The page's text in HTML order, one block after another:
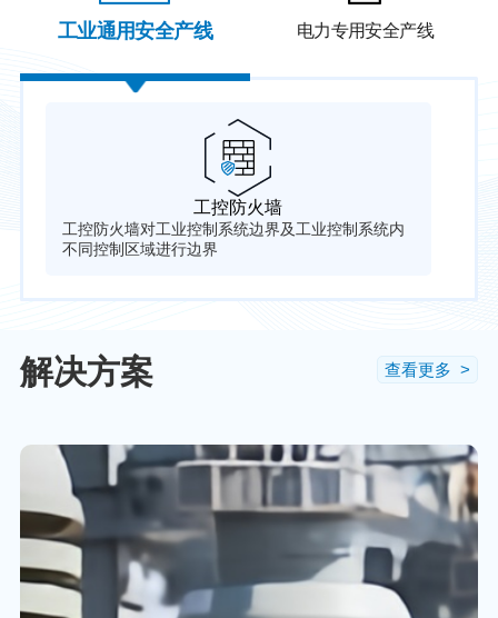
工业通用安全产线 电力专用安全产线
工控防火墙
工控防火墙对工业控制系统边界及工业控制系统内
不同控制区域进行边界
解决方案 查看更多 >